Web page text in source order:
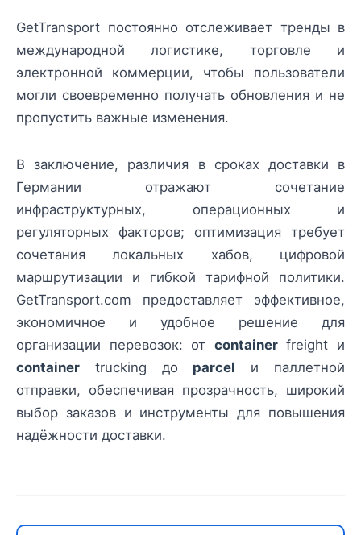
GetTransport постоянно отслеживает тренды в
международной логистике, торговле и
электронной коммерции, чтобы пользователи
могли своевременно получать обновления и не
пропустить важные изменения.
В заключение, различия в сроках доставки в
Германии отражают сочетание
инфраструктурных, операционных и
регуляторных факторов; оптимизация требует
сочетания локальных хабов, цифровой
маршрутизации и гибкой тарифной политики.
GetTransport.com предоставляет эффективное,
экономичное и удобное решение для
организации перевозок: от containerfreight и
container trucking до parcel и паллетной
отправки, обеспечивая прозрачность, широкий
выбор заказов и инструменты для повышения
надёжности доставки.